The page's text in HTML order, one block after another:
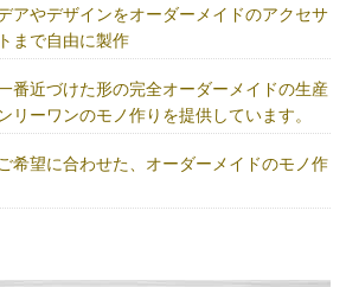
アやデザインをオーダーメイドのアクセサ
まで自由に製作
番近づけた形の完全オーダーメイドの生産
リーワンのモノ作りを提供しています。
希望に合わせた、オーダーメイドのモノ作